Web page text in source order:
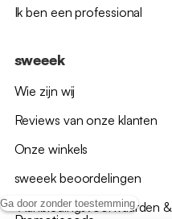
Ga door zonder toestemming
Ik ben een professional
sweeek
Wie zijn wij
Reviews van onze klanten
Onze winkels
sweeek beoordelingen
*Aanbiedingsvoorwaarden &